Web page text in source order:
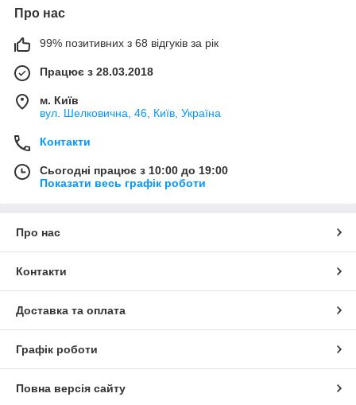
Про нас
99% позитивних з 68 відгуків за рік
Працює з 28.03.2018
м. Київ
вул. Шелковична, 46, Київ, Україна
Контакти
Сьогодні працює з 10:00 до 19:00
Показати весь графік роботи
Про нас
Контакти
Доставка та оплата
Графік роботи
Повна версія сайту